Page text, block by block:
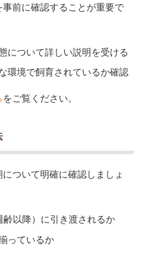
前に確認することが重要で
について詳しい説明を受ける
環境で飼育されているか確認
をご覧ください。
ついて明確に確認しましょ
以降）に引き渡されるか
っているか